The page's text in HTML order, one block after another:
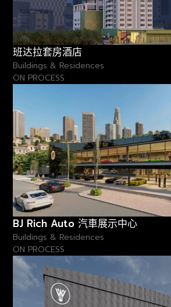
班达拉套房酒店
Buildings & Residences
ON PROCESS
BJ Rich Auto 汽車展示中心
Buildings & Residences
ON PROCESS